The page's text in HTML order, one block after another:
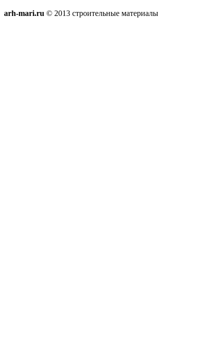
arh-mari.ru © 2013 строительные материалы